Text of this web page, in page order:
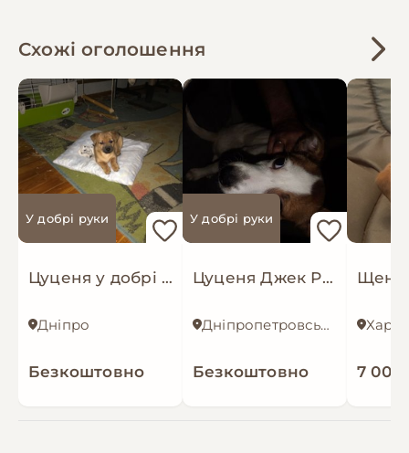
Схожі оголошення
У добрі руки
Цуценя у добрi ручки
Дніпро
Безкоштовно
У добрі руки
Цуценя Джек Рассел тер'єр довголапий
Дніпропетровська область
Безкоштовно 7 000